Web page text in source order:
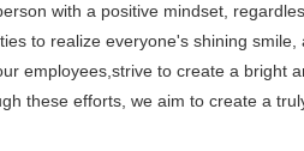
with a positive mindset,
to realize everyone's shining
employees,strive to create a bright
these efforts, we aim to create a